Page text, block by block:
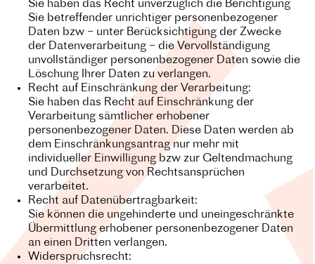
Sie haben das Recht unverzüglich die Berichtigung
Sie betreffender unrichtiger personenbezogener
Daten bzw – unter Berücksichtigung der Zwecke
der Datenverarbeitung – die Vervollständigung
unvollständiger personenbezogener Daten sowie die
Löschung Ihrer Daten zu verlangen.
Recht auf Einschränkung der Verarbeitung:
Sie haben das Recht auf Einschränkung der
Verarbeitung sämtlicher erhobener
personenbezogener Daten. Diese Daten werden ab
dem Einschränkungsantrag nur mehr mit
individueller Einwilligung bzw zur Geltendmachung
und Durchsetzung von Rechtsansprüchen
verarbeitet.
Recht auf Datenübertragbarkeit:
Sie können die ungehinderte und uneingeschränkte
Übermittlung erhobener personenbezogener Daten
an einen Dritten verlangen.
Widerspruchsrecht: